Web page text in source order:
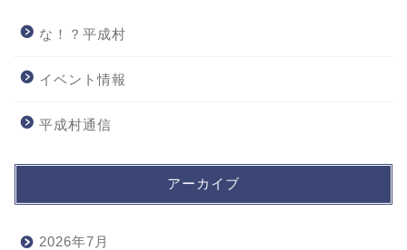
な！？平成村
イベント情報
平成村通信
アーカイブ
2026年7月